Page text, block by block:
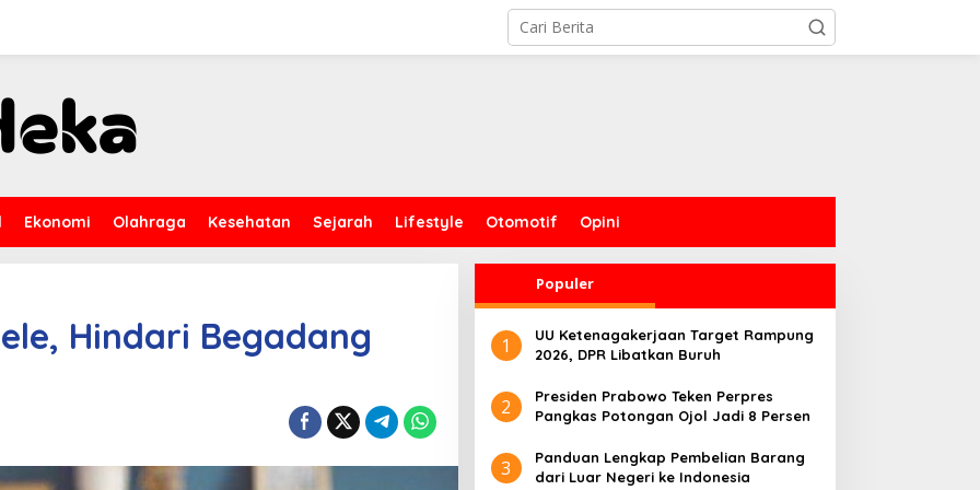
Ekonomi Olahraga Kesehatan Sejarah Lifestyle Otomotif Opini
Hindari Begadang
Populer
1
UU Ketenagakerjaan Target Rampung
2026, DPR Libatkan Buruh
2
Presiden Prabowo Teken Perpres
Pangkas Potongan Ojol Jadi 8 Persen
3
Panduan Lengkap Pembelian Barang
dari Luar Negeri ke Indonesia